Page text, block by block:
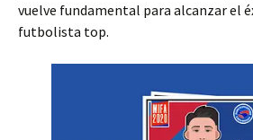
vuelve fundamental para alcanzar el
futbolista top.